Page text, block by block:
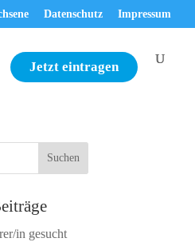
Datenschutz Impressum
Jetzt eintragen
in gesucht